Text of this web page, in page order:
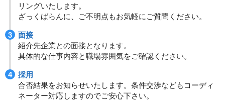
リングいたします。
ざっくばらんに、ご不明点もお気軽にご質問ください。
面接
紹介先企業との面接となります。
具体的な仕事内容と職場雰囲気をご確認ください。
採用
合否結果をお知らせいたします。条件交渉などもコーディ
ネーター対応しますのでご安心下さい。